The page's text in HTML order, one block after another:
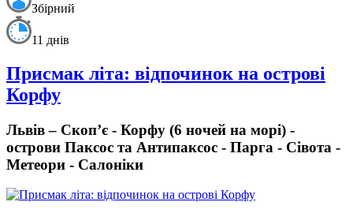
Збірний
11 днів
Присмак літа: відпочинок на острові
Корфу
Львів – Скоп’є - Корфу (6 ночей на морі) -
острови Паксос та Антипаксос - Парга - Сівота -
Метеори - Cалоніки